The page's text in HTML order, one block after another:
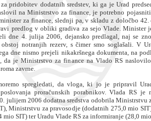
pridobitev dodatnih sredstev, ki ga je Urad
na Ministrstvo za finance, je potrebno
za finance, slednji pa, v skladu z določbo 42.
predlog v obliki gradiva za sejo Vlade. Minister
dne 4. julija 2006, dejansko predlagal, naj se
notranjih rezerv, s čimer smo soglašali. V
dne nismo prejeli nikakršnega dokumenta, na
da je Ministrstvo za finance na Vlado RS
zavrne.
spregledati, da vloga, ki jo je pripravil
proračunskih porabnikov. Vlada RS je
julijem 2006 dodatna sredstva odobrila Ministrstvu
Ministrstvu za pravosodje (dodatnih 275,0 mio
mio SIT) ter Uradu Vlade RS za informiranje (28,0